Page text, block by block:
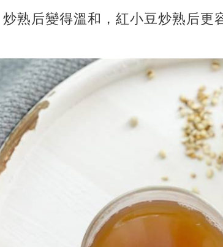
熟后變得溫和，紅小豆炒熟后更